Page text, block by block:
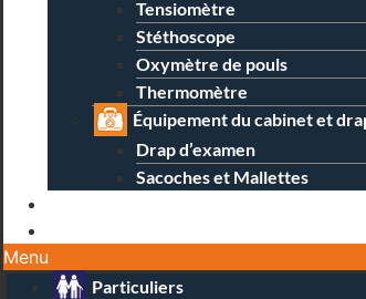
Tensiomètre
Stéthoscope
Oxymètre de pouls
Thermomètre
Équipement du cabinet et
Drap d’examen
Sacoches et Mallettes
Menu
Particuliers